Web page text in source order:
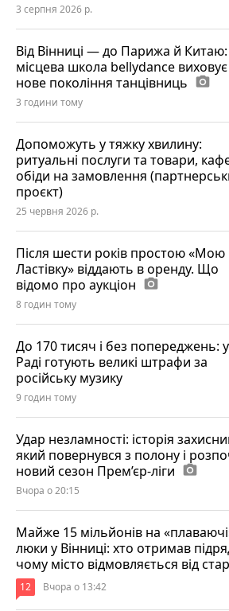
3 серпня 2026 р.
Від Вінниці — до Парижа й Китаю:
місцева школа bellydance виховує
нове покоління танцівниць photo_camera
3 години тому
Допоможуть у тяжку хвилину:
ритуальні послуги та товари,
обіди на замовлення
проєкт)
25 червня 2026 р.
Після шести років простою «Мою
Ластівку» віддають в оренду. Що
відомо про аукціон photo_camera
8 годин тому
До 170 тисяч і без попереджень: у
Раді готують великі штрафи за
російську музику
9 годин тому
Удар незламності: історія
який повернувся з полону і
новий сезон Прем’єр-ліги photo_camera
Вчора о 20:15
Майже 15 мільйонів на
люки у Вінниці: хто отримав
чому місто відмовляється від
12 Вчора о 13:42